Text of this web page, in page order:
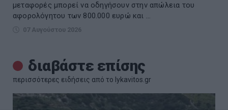
μεταφορές μπορεί να οδηγήσουν στην απώλεια του
αφορολόγητου των 800.000 ευρώ και ...
07 Αυγούστου 2026
διαβάστε επίσης
περισσότερες ειδήσεις από το lykavitos.gr